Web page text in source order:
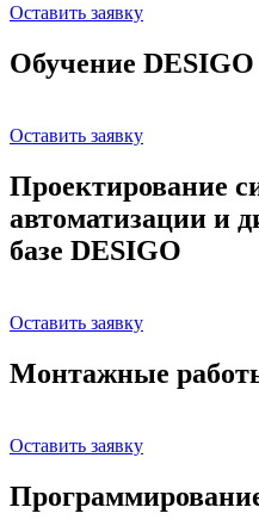
Оставить заявку
Обучение DESIGO
Оставить заявку
Проектирование
автоматизации и
базе DESIGO
Оставить заявку
Монтажные
Оставить заявку